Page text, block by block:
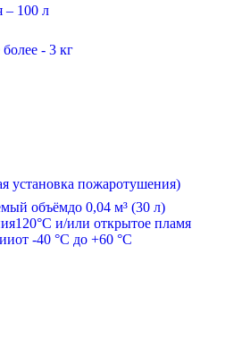
– 100 л
более - 3 кг
установка пожаротушения)
объёмдо 0,04 м³ (30 л)
120°С и/или открытое пламя
от -40 °C до +60 °C